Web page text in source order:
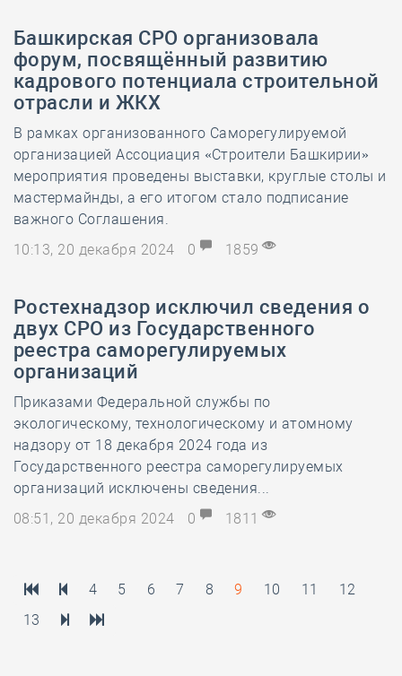
Башкирская СРО организовала
форум, посвящённый развитию
кадрового потенциала строительной
отрасли и ЖКХ
В рамках организованного Саморегулируемой
организацией Ассоциация «Строители Башкирии»
мероприятия проведены выставки, круглые столы и
мастермайнды, а его итогом стало подписание
важного Соглашения.
10:13, 20 декабря 2024
0 1859
Ростехнадзор исключил сведения о
двух СРО из Государственного
реестра саморегулируемых
организаций
Приказами Федеральной службы по
экологическому, технологическому и атомному
надзору от 18 декабря 2024 года из
Государственного реестра саморегулируемых
организаций исключены сведения...
08:51, 20 декабря 2024
0 1811
4 5 6 7 8 9 10 11
12
13